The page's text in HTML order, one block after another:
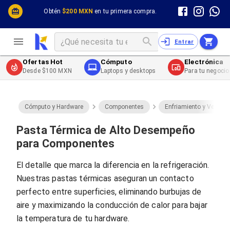
Obtén $200 MXN en tu primera compra.
Cómputo y Hardware
Desktop y Portátiles
Impresión y Consumibles
Celulares y Telefonía
Energía
Entrar
Cómputo y Hardware
Cables
Cables PC
Cables PC USB
Cables PC Serial
Cables PC SATA / eSATA
Cables PC SAS
Cables PC VGA / HD15
Cables de Audio / Video AUX
Cables de Audio / Video VGA
Cables de Audio / Video RCA
Cables de Audio / Video Toslink
Cables de Audio / Video DVI
Cables de Energía
Cables de Poder (Interno)
Cables de Poder (Externo)
Cables de Red
Cables Patch
Cables Fibra Óptica
Ofertas Hot
Desde $100 MXN
Cómputo
Laptops y desktops
Electrónica
Para tu
Cómputo y Hardware Componentes Enfriamiento y
Pasta Térmica de Alto Desempeño
para Componentes
El detalle que marca la diferencia en la refrigeración.
Nuestras pastas térmicas aseguran un contacto
perfecto entre superficies, eliminando burbujas de
aire y maximizando la conducción de calor para bajar
la temperatura de tu hardware.